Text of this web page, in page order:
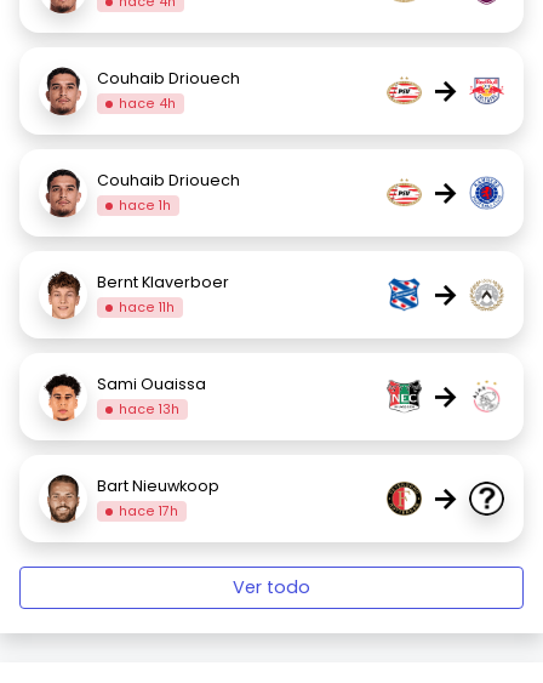
Couhaib Driouech
hace 4h →
Couhaib Driouech
hace 1h →
Bernt Klaverboer
hace 11h →
Sami Ouaissa
hace 13h →
Bart Nieuwkoop
hace 17h →
Ver todo